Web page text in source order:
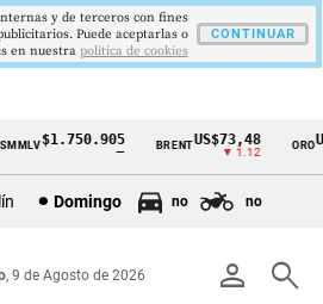
$1.750.905 BRENTUS$73,48
▼ 1.12
ORO
Domingo no no
person search
, 9 de Agosto de 2026
y de terceros con fines
Puede aceptarlas o
en nuestra politica de cookies
CONTINUAR